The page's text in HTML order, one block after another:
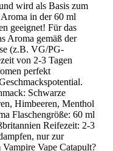
wird als Basis zum
in der 60 ml
geeignet! Für das
Aroma gemäß der
(z.B. VG/PG-
von 2-3 Tagen
perfekt
Schwarze
Himbeeren, Menthol
Flaschengröße: 60 ml
Reifezeit: 2-3
nur zur
Vape Catapult?